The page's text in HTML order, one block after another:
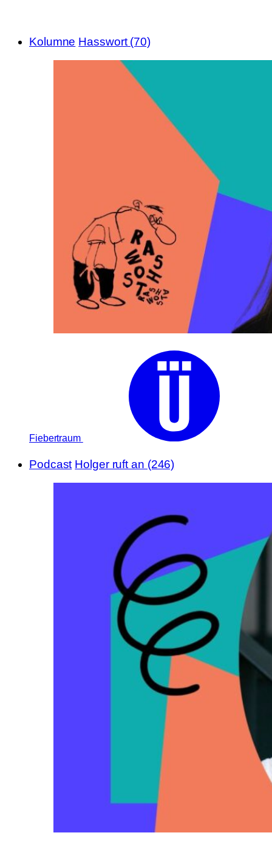
Kolumne Hasswort (70)
Fiebertraum
Podcast Holger ruft an (246)